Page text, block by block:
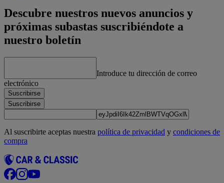
Descubre nuestros nuevos anuncios y
próximas subastas suscribiéndote a
nuestro boletín
Introduce tu dirección de correo
electrónico
Suscribirse
Suscribirse
Al suscribirte aceptas nuestra política de privacidad y condiciones de
compra